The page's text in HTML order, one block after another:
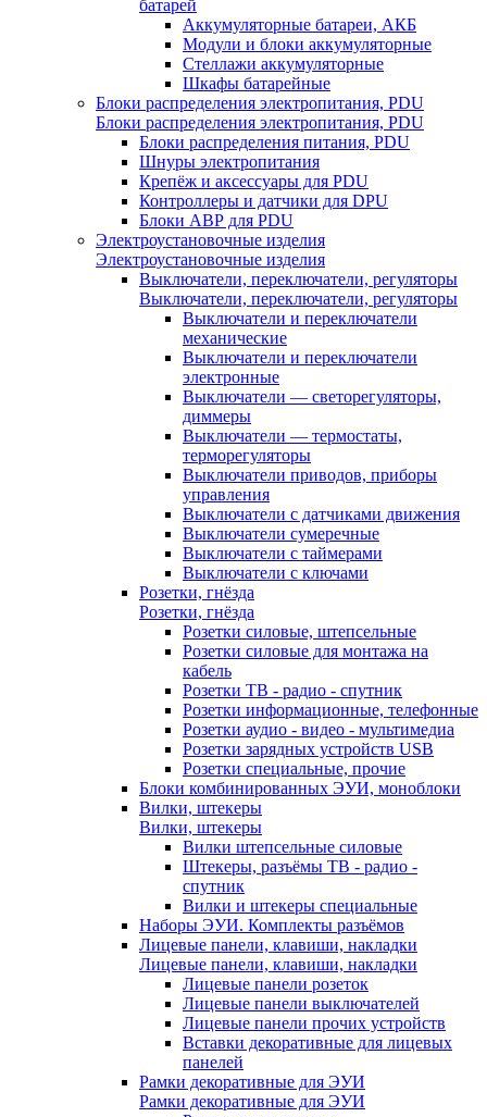
батарей
Аккумуляторные батареи, АКБ
Модули и блоки аккумуляторные
Стеллажи аккумуляторные
Шкафы батарейные
Блоки распределения электропитания, PDU
Блоки распределения электропитания, PDU
Блоки распределения питания, PDU
Шнуры электропитания
Крепёж и аксессуары для PDU
Контроллеры и датчики для DPU
Блоки АВР для PDU
Электроустановочные изделия
Электроустановочные изделия
Выключатели, переключатели, регуляторы
Выключатели, переключатели, регуляторы
Выключатели и переключатели
механические
Выключатели и переключатели
электронные
Выключатели — светорегуляторы,
диммеры
Выключатели — термостаты,
терморегуляторы
Выключатели приводов, приборы
управления
Выключатели с датчиками движения
Выключатели сумеречные
Выключатели с таймерами
Выключатели с ключами
Розетки, гнёзда
Розетки, гнёзда
Розетки силовые, штепсельные
Розетки силовые для монтажа на
кабель
Розетки ТВ - радио - спутник
Розетки информационные, телефонные
Розетки аудио - видео - мультимедиа
Розетки зарядных устройств USB
Розетки специальные, прочие
Блоки комбинированных ЭУИ, моноблоки
Вилки, штекеры
Вилки, штекеры
Вилки штепсельные силовые
Штекеры, разъёмы ТВ - радио -
спутник
Вилки и штекеры специальные
Наборы ЭУИ. Комплекты разъёмов
Лицевые панели, клавиши, накладки
Лицевые панели, клавиши, накладки
Лицевые панели розеток
Лицевые панели выключателей
Лицевые панели прочих устройств
Вставки декоративные для лицевых
панелей
Рамки декоративные для ЭУИ
Рамки декоративные для ЭУИ